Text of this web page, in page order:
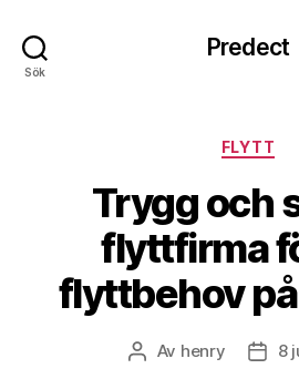
Sök
Predect
FLYTT
Trygg och
flyttfirma
flyttbehov
Inläggsförfattare
Av henry 8